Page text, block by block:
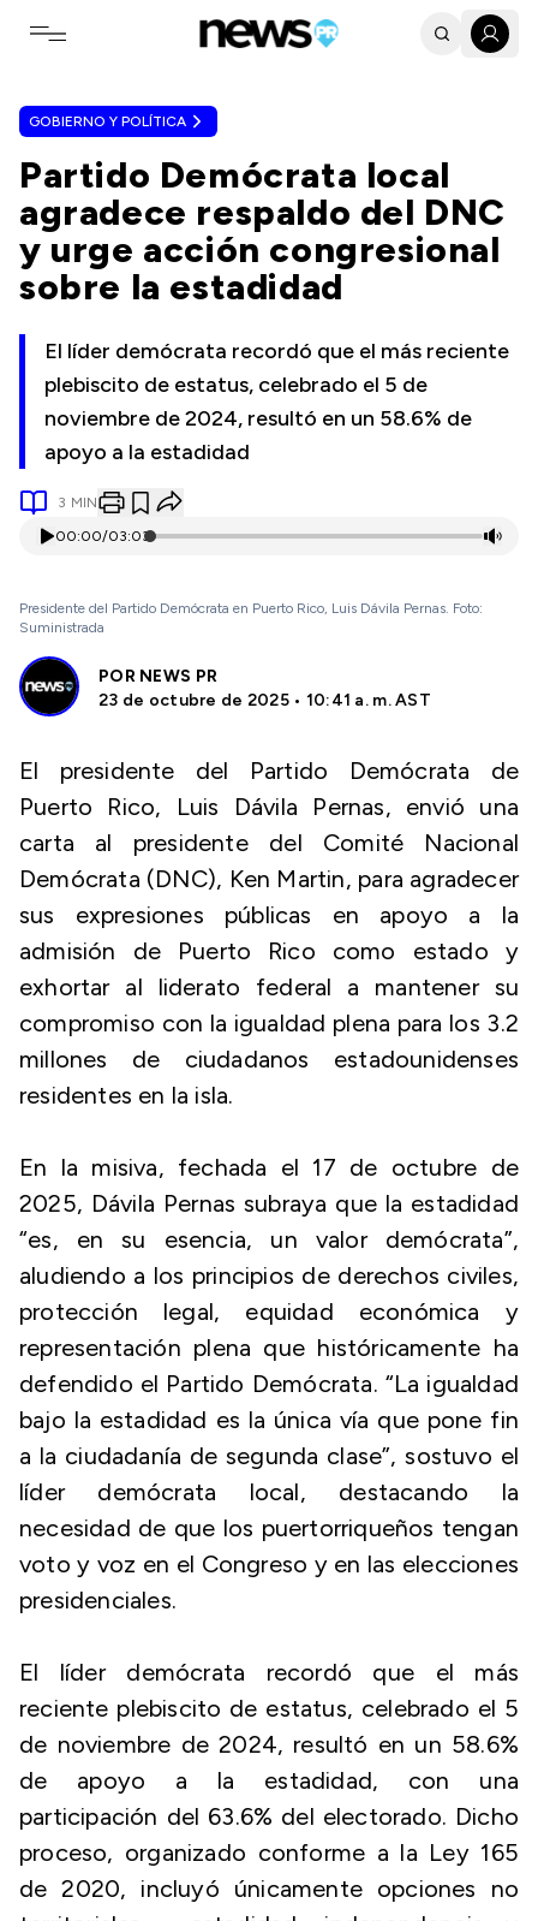
Toggle navigation menu
GOBIERNO Y POLÍTICA
Partido Demócrata local
agradece respaldo del DNC
y urge acción congresional
sobre la estadidad
El líder demócrata recordó que el más reciente
plebiscito de estatus, celebrado el 5 de
noviembre de 2024, resultó en un 58.6% de
apoyo a la estadidad
3 MIN
00:00/03:03
Presidente del Partido Demócrata en Puerto Rico, Luis Dávila Pernas. Foto:
Suministrada
POR NEWS PR
23 de octubre de 2025 • 10:41 a. m. AST
El presidente del Partido Demócrata de
Puerto Rico, Luis Dávila Pernas, envió una
carta al presidente del Comité Nacional
Demócrata (DNC), Ken Martin, para agradecer
sus expresiones públicas en apoyo a la
admisión de Puerto Rico como estado y
exhortar al liderato federal a mantener su
compromiso con la igualdad plena para los 3.2
millones de ciudadanos estadounidenses
residentes en la isla.
En la misiva, fechada el 17 de octubre de
2025, Dávila Pernas subraya que la estadidad
“es, en su esencia, un valor demócrata”,
aludiendo a los principios de derechos civiles,
protección legal, equidad económica y
representación plena que históricamente ha
defendido el Partido Demócrata. “La igualdad
bajo la estadidad es la única vía que pone fin
a la ciudadanía de segunda clase”, sostuvo el
líder demócrata local, destacando la
necesidad de que los puertorriqueños tengan
voto y voz en el Congreso y en las elecciones
presidenciales.
El líder demócrata recordó que el más
reciente plebiscito de estatus, celebrado el 5
de noviembre de 2024, resultó en un 58.6%
de apoyo a la estadidad, con una
participación del 63.6% del electorado. Dicho
proceso, organizado conforme a la Ley 165
de 2020, incluyó únicamente opciones no